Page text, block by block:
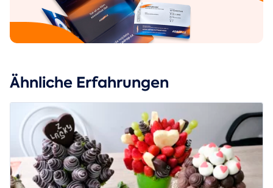
Ähnliche Erfahrungen